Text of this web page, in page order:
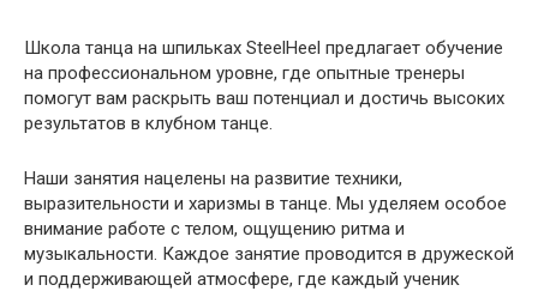
Школа танца на шпильках SteelHeel предлагает обучение
на профессиональном уровне, где опытные тренеры
помогут вам раскрыть ваш потенциал и достичь высоких
результатов в клубном танце.
Наши занятия нацелены на развитие техники,
выразительности и харизмы в танце. Мы уделяем особое
внимание работе с телом, ощущению ритма и
музыкальности. Каждое занятие проводится в дружеской
и поддерживающей атмосфере, где каждый ученик